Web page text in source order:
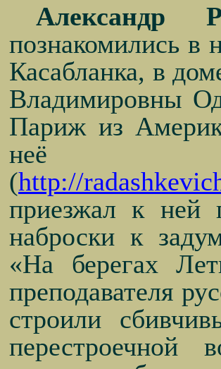
Александр
познакомились в
Касабланка, в
Владимировны
Париж из
неё
(http://
приезжал к ней
наброски к
«На берегах
преподавателя
строили
перестроечной